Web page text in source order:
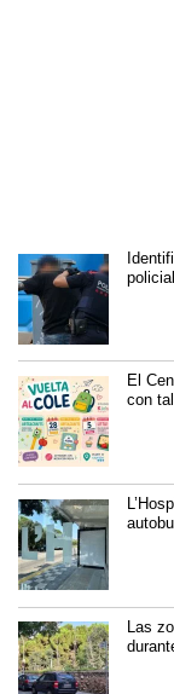
El
con
Las